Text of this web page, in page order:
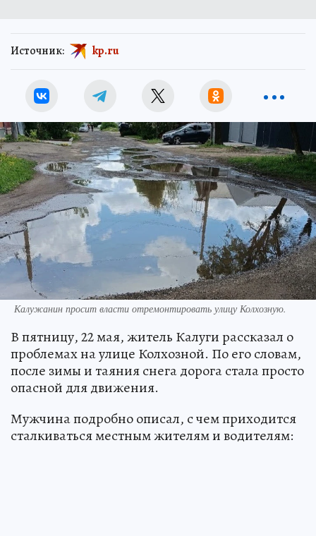
Источник: kp.ru
Калужанин просит власти отремонтировать улицу Колхозную.
В пятницу, 22 мая, житель Калуги рассказал о
проблемах на улице Колхозной. По его словам,
после зимы и таяния снега дорога стала просто
опасной для движения.
Мужчина подробно описал, с чем приходится
сталкиваться местным жителям и водителям: